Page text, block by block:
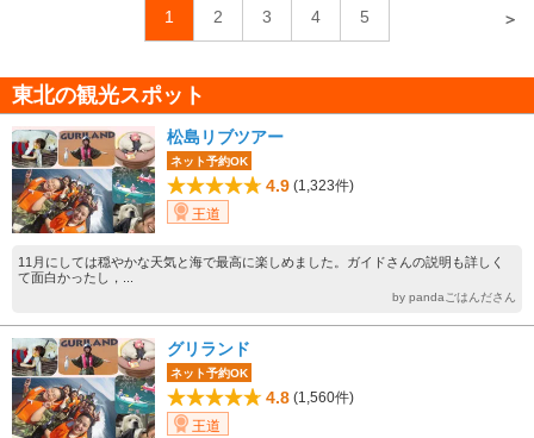
1 2 3 4 5 ＞
東北の観光スポット
松島リブツアー
ネット予約OK
4.9 (1,323件)
王道
11月にしては穏やかな天気と海で最高に楽しめました。ガイドさんの説明も詳しく
て面白かったし，...
by pandaごはんださん
グリランド
ネット予約OK
4.8 (1,560件)
王道